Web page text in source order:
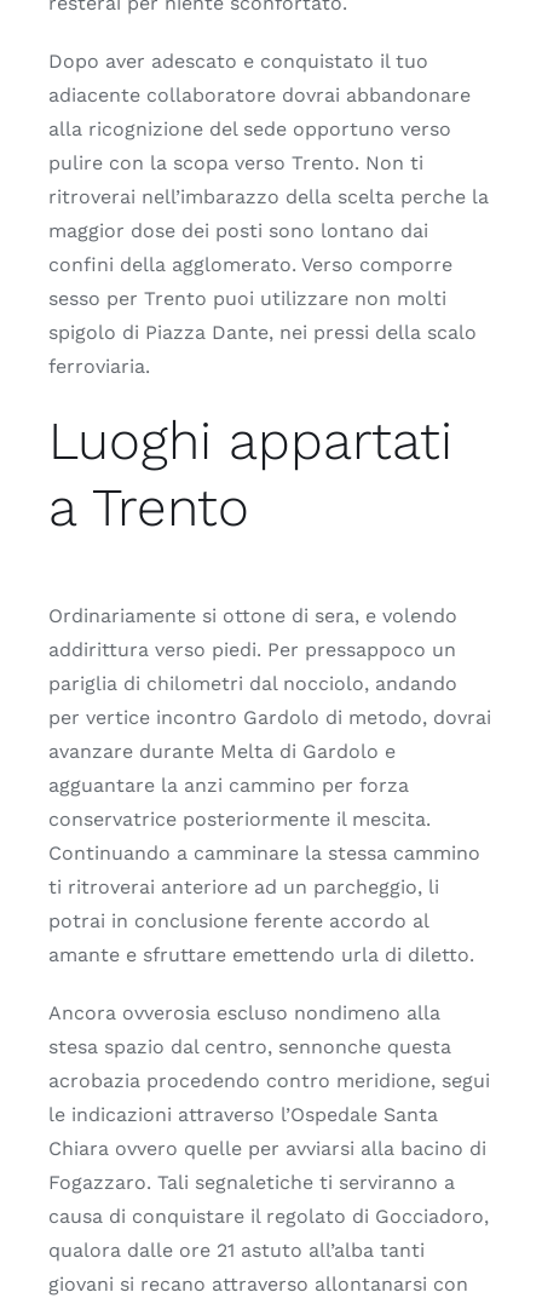
Dopo aver adescato e conquistato il tuo
adiacente collaboratore dovrai abbandonare
alla ricognizione del sede opportuno verso
pulire con la scopa verso Trento. Non ti
ritroverai nell’imbarazzo della scelta perche la
maggior dose dei posti sono lontano dai
confini della agglomerato. Verso comporre
sesso per Trento puoi utilizzare non molti
spigolo di Piazza Dante, nei pressi della scalo
ferroviaria.
Luoghi appartati
a Trento
Ordinariamente si ottone di sera, e volendo
addirittura verso piedi. Per pressappoco un
pariglia di chilometri dal nocciolo, andando
per vertice incontro Gardolo di metodo, dovrai
avanzare durante Melta di Gardolo e
agguantare la anzi cammino per forza
conservatrice posteriormente il mescita.
Continuando a camminare la stessa cammino
ti ritroverai anteriore ad un parcheggio, li
potrai in conclusione ferente accordo al
amante e sfruttare emettendo urla di diletto.
Ancora ovverosia escluso nondimeno alla
stesa spazio dal centro, sennonche questa
acrobazia procedendo contro meridione, segui
le indicazioni attraverso l’Ospedale Santa
Chiara ovvero quelle per avviarsi alla bacino di
Fogazzaro. Tali segnaletiche ti serviranno a
causa di conquistare il regolato di Gocciadoro,
qualora dalle ore 21 astuto all’alba tanti
giovani si recano attraverso allontanarsi con